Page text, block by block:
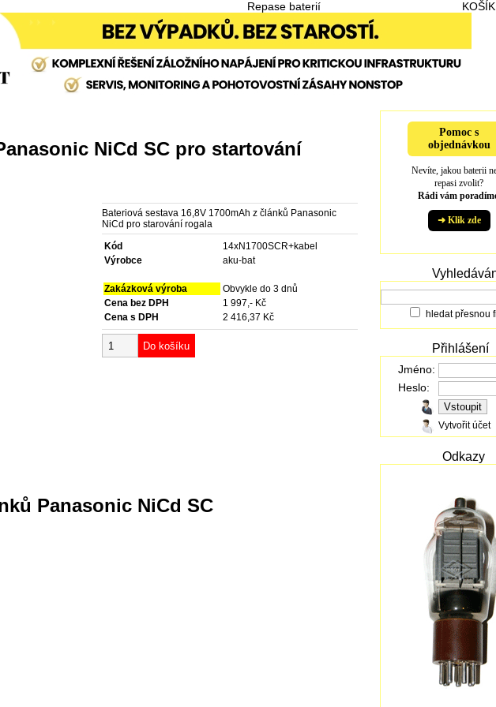
Repase baterií KOŠÍK
NiCd SC pro startování
Bateriová sestava 16,8V 1700mAh z článků Panasonic
NiCd pro starování rogala
Kód
14xN1700SCR+kabel
Výrobce
aku-bat
Zakázková výroba
Obvykle do 3 dnů
Cena bez DPH
1 997,- Kč
Cena s DPH
2 416,37 Kč
Do košíku
Panasonic NiCd SC
Pomoc s
objednávkou
Nevíte, jakou baterii
repasi zvolit?
Rádi vám
➜ Klik zde
hledat přesnou
Přihlášení
Jméno:
Heslo:
Vytvořit účet
Odkazy